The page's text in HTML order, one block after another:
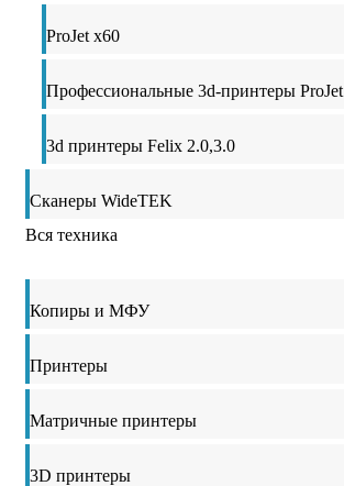
ProJet x60
Профессиональные 3d-принтеры ProJet
3d принтеры Felix 2.0,3.0
Сканеры WideTEK
Вся техника
Копиры и МФУ
Принтеры
Матричные принтеры
3D принтеры